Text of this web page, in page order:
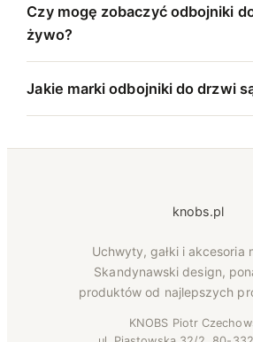
Czy mogę zobaczyć odbojniki
żywo?
Jakie marki odbojniki do drzwi
knobs.pl
Uchwyty, gałki i akcesoria
Skandynawski design,
produktów od najlepszych
KNOBS Piotr